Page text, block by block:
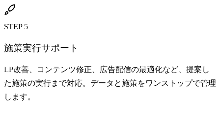
STEP 5
施策実行サポート
LP改善、コンテンツ修正、広告配信の最適化など、提案し
た施策の実行まで対応。データと施策をワンストップで管理
します。